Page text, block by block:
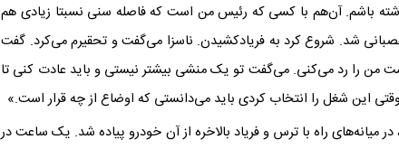
باشم. آن‌هم با کسی که رئیس من است که فاصله سنی نسبتا زیادی هم
عصبانی شد. شروع کرد به فریادکشیدن. ناسزا می‌گفت و تحقیرم می‌کرد. گفت
را رد می‌کنی. می‌گفت تو یک منشی بیشتر نیستی و باید عادت کنی تا
این شغل را انتخاب کردی باید می‌دانستی که اوضاع از چه قرار است.»
در میانه‌های راه با ترس و فریاد بالاخره از آن خودرو پیاده شد. یک ساعت در